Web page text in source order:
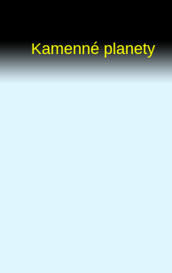
Kamenné planety